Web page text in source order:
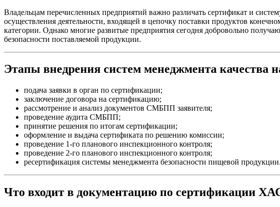
Владельцам перечисленных предприятий важно различать сертификат и
осуществления деятельности, входящей в цепочку поставки продуктов
категории. Однако многие развитые предприятия сегодня добровольно
безопасности поставляемой продукции.
Этапы внедрения систем менеджмента качества
подача заявки в орган по сертификации;
заключение договора на сертификацию;
рассмотрение и анализ документов СМБПП заявителя;
проведение аудита СМБПП;
принятие решения по итогам сертификации;
оформление и выдача сертификата по решению комиссии;
проведение 1-го планового инспекционного контроля;
проведение 2-го планового инспекционного контроля;
ресертификация системы менеджмента безопасности пищевой продукции.
Что входит в документацию по сертификации